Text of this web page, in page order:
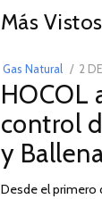
Más Vistos
Gas Natural
ON
2
HOCOL
control
y
Desde el primero